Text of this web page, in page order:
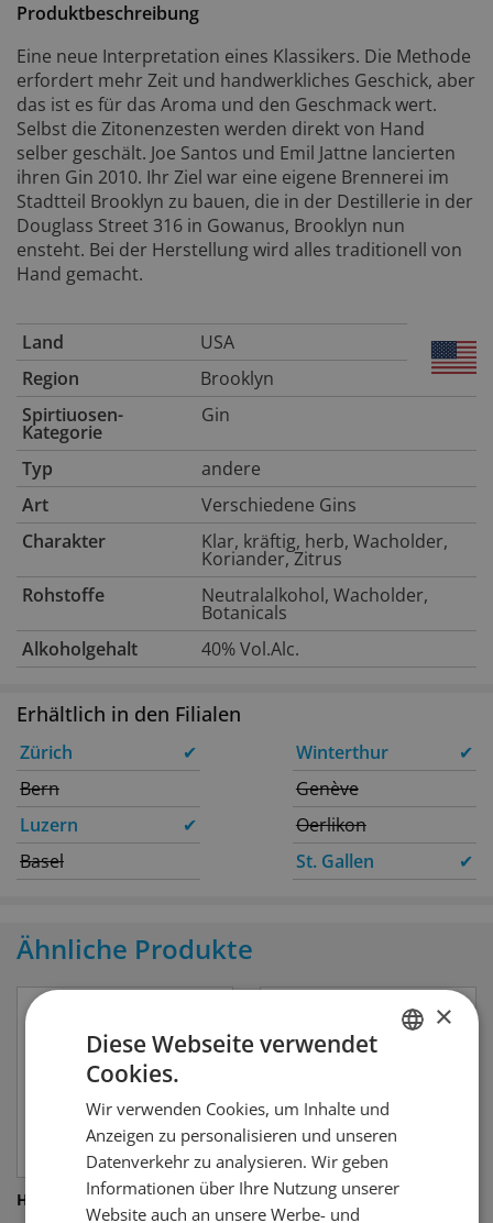
Produktbeschreibung
Eine neue Interpretation eines Klassikers. Die Methode
erfordert mehr Zeit und handwerkliches Geschick, aber
das ist es für das Aroma und den Geschmack wert.
Selbst die Zitonenzesten werden direkt von Hand
selber geschält. Joe Santos und Emil Jattne lancierten
ihren Gin 2010. Ihr Ziel war eine eigene Brennerei im
Stadtteil Brooklyn zu bauen, die in der Destillerie in der
Douglass Street 316 in Gowanus, Brooklyn nun
ensteht. Bei der Herstellung wird alles traditionell von
Hand gemacht.
Land
USA
Region
Brooklyn
Spirtiuosen-
Kategorie
Gin
Typ
andere
Art
Verschiedene Gins
Charakter
Klar, kräftig, herb, Wacholder,
Koriander, Zitrus
Rohstoffe
Neutralalkohol, Wacholder,
Botanicals
Alkoholgehalt
40% Vol.Alc.
Erhältlich in den Filialen
Zürich
✔
Bern
Luzern
✔
Basel
Winterthur
✔
Genève
Oerlikon
St. Gallen
✔
Ähnliche Produkte
Hendrick's Grand Cabaret Gordon's Pink
FRENCH
×
Diese Webseite verwendet
Cookies.
Wir verwenden Cookies, um Inhalte und
Anzeigen zu personalisieren und unseren
Datenverkehr zu analysieren. Wir geben
Informationen über Ihre Nutzung unserer
Website auch an unsere Werbe- und